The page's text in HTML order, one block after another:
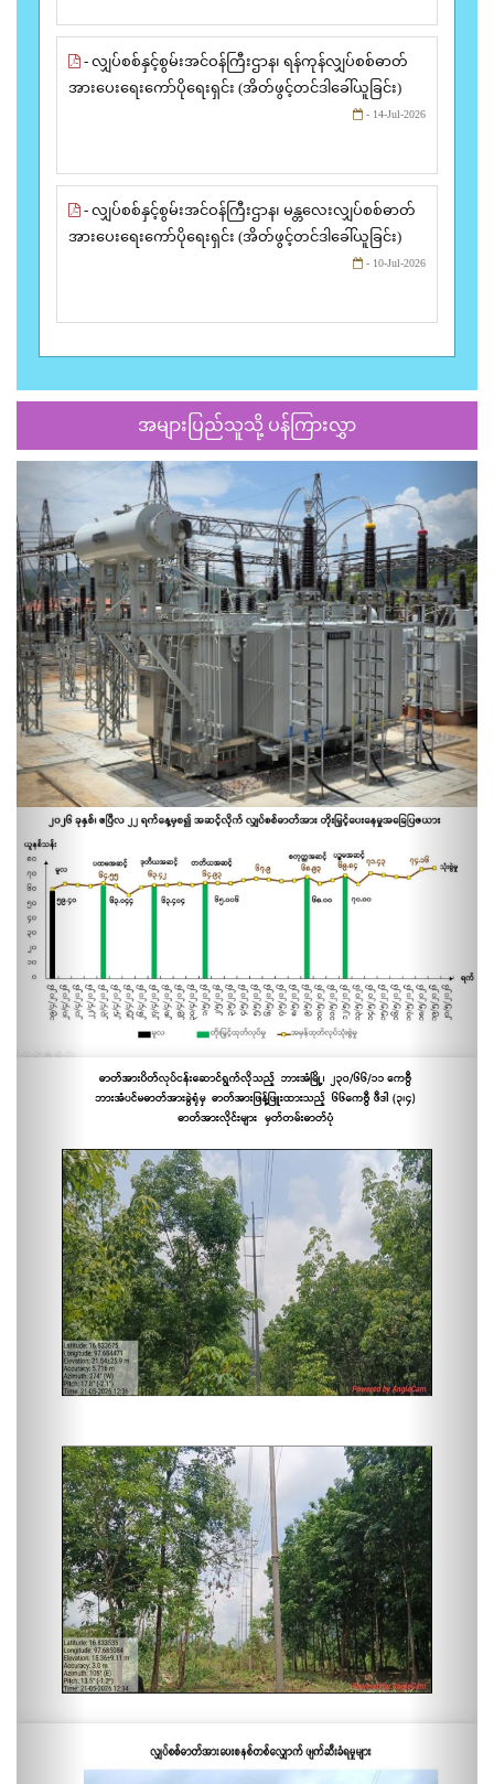
- လျှပ်စစ်နှင့်စွမ်းအင်ဝန်ကြီးဌာန၊ ရန်ကုန်လျှပ်စစ်ဓာတ်
အားပေးရေးကော်ပိုရေးရှင်း (အိတ်ဖွင့်တင်ဒါခေါ်ယူခြင်း)
- 14-Jul-2026
- လျှပ်စစ်နှင့်စွမ်းအင်ဝန်ကြီးဌာန၊ မန္တလေးလျှပ်စစ်ဓာတ်
အားပေးရေးကော်ပိုရေးရှင်း (အိတ်ဖွင့်တင်ဒါခေါ်ယူခြင်း)
- 10-Jul-2026
အများပြည်သူသို့ ပန်ကြားလွှာ
Previous